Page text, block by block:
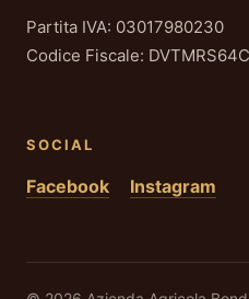
Partita IVA: 03017980230
Codice Fiscale:
SOCIAL
Facebook Instagram